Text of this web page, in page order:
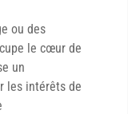
ou des
le cœur de
un
les intérêts de